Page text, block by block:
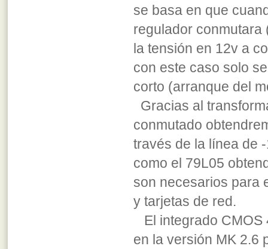
se basa en que
regulador conmutara
la tensión en 12v a
con este caso solo
corto (arranque del
Gracias al
conmutado
través de la línea de
como el 79L05
son necesarios para
y tarjetas de red.
El integrado CMOS
en la versión MK 2.6